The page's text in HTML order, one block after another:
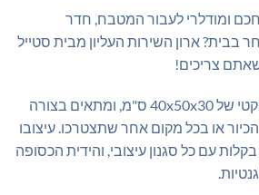
ומודלרי לעבור המטבח, חדר
בבית? ארון השירות העליון מבית סטייל
צריכים!
הארון מגיע בגודל קומפקטי של 40x50x30 ס"מ, ומתאים בצורה
או בכל מקום אחר שתצטרכו. עיצובו
עם כל סגנון עיצובי, והידית הכסופה